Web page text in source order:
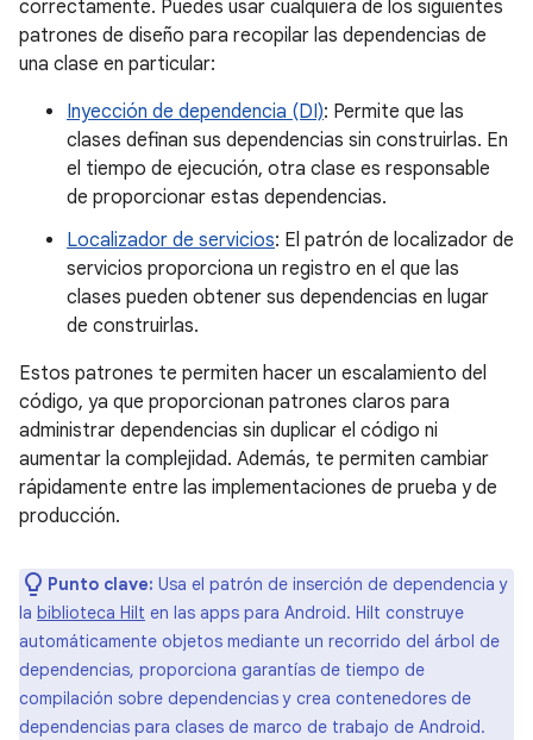
correctamente. Puedes usar cualquiera de los siguientes
patrones de diseño para recopilar las dependencias de
una clase en particular:
Inyección de dependencia (DI): Permite que las
clases definan sus dependencias sin construirlas. En
el tiempo de ejecución, otra clase es responsable
de proporcionar estas dependencias.
Localizador de servicios: El patrón de localizador de
servicios proporciona un registro en el que las
clases pueden obtener sus dependencias en lugar
de construirlas.
Estos patrones te permiten hacer un escalamiento del
código, ya que proporcionan patrones claros para
administrar dependencias sin duplicar el código ni
aumentar la complejidad. Además, te permiten cambiar
rápidamente entre las implementaciones de prueba y de
producción.
Punto clave: Usa el patrón de inserción de dependencia y
la biblioteca Hilt en las apps para Android. Hilt construye
automáticamente objetos mediante un recorrido del árbol de
dependencias, proporciona garantías de tiempo de
compilación sobre dependencias y crea contenedores de
dependencias para clases de marco de trabajo de Android.